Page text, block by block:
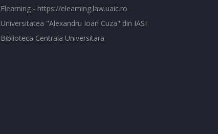
Elearning - https://elearning.law.uaic.ro
Universitatea "Alexandru Ioan Cuza" din IASI
Biblioteca Centrala Universitara